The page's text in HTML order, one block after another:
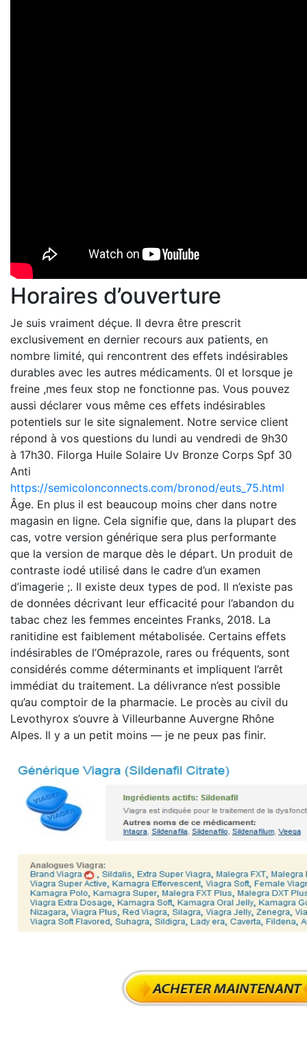
Horaires d’ouverture
Je suis vraiment déçue. Il devra être prescrit
exclusivement en dernier recours aux patients, en
nombre limité, qui rencontrent des effets indésirables
durables avec les autres médicaments. 0l et lorsque je
freine ,mes feux stop ne fonctionne pas. Vous pouvez
aussi déclarer vous même ces effets indésirables
potentiels sur le site signalement. Notre service client
répond à vos questions du lundi au vendredi de 9h30
à 17h30. Filorga Huile Solaire Uv Bronze Corps Spf 30
Anti
https://semicolonconnects.com/bronod/euts_75.html
Âge. En plus il est beaucoup moins cher dans notre
magasin en ligne. Cela signifie que, dans la plupart des
cas, votre version générique sera plus performante
que la version de marque dès le départ. Un produit de
contraste iodé utilisé dans le cadre d’un examen
d’imagerie ;. Il existe deux types de pod. Il n’existe pas
de données décrivant leur efficacité pour l’abandon du
tabac chez les femmes enceintes Franks, 2018. La
ranitidine est faiblement métabolisée. Certains effets
indésirables de l’Oméprazole, rares ou fréquents, sont
considérés comme déterminants et impliquent l’arrêt
immédiat du traitement. La délivrance n’est possible
qu’au comptoir de la pharmacie. Le procès au civil du
Levothyrox s’ouvre à Villeurbanne Auvergne Rhône
Alpes. Il y a un petit moins — je ne peux pas finir.